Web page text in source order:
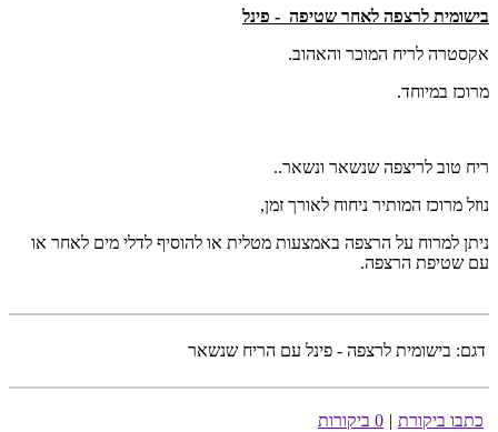
בישומית לרצפה לאחר שטיפה - פינל
אקסטרה לריח המוכר והאהוב.
מרוכז במיוחד.
ריח טוב לריצפה שנשאר ונשאר..
נוזל מרוכז המותיר ניחוח לאורך זמן,
ניתן למרוח על הרצפה באמצעות מטלית או להוסיף לדלי מים לאחר או
עם שטיפת הרצפה.
דגם: בישומית לרצפה - פינל עם הריח שנשאר
כתבו ביקורת | 0 ביקורות